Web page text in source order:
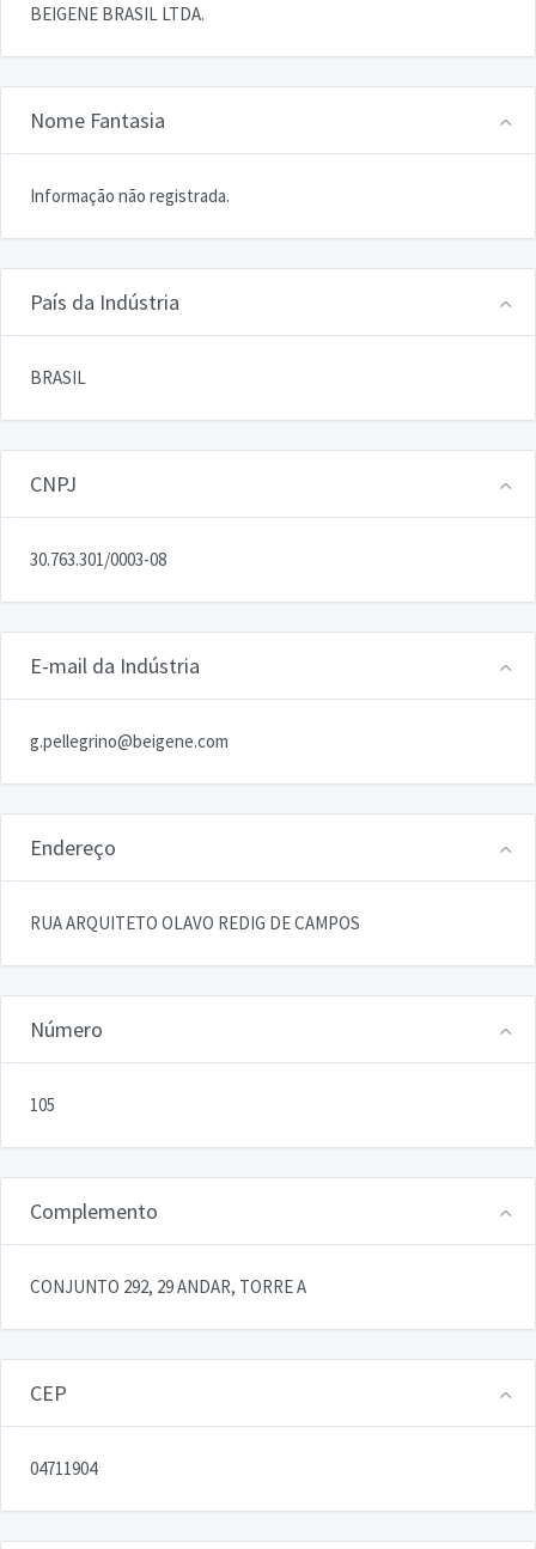
BEIGENE BRASIL LTDA.
Nome Fantasia
Informação não registrada.
País da Indústria
BRASIL
CNPJ
30.763.301/0003-08
E-mail da Indústria
g.pellegrino@beigene.com
Endereço
RUA ARQUITETO OLAVO REDIG DE CAMPOS
Número
105
Complemento
CONJUNTO 292, 29 ANDAR, TORRE A
CEP
04711904